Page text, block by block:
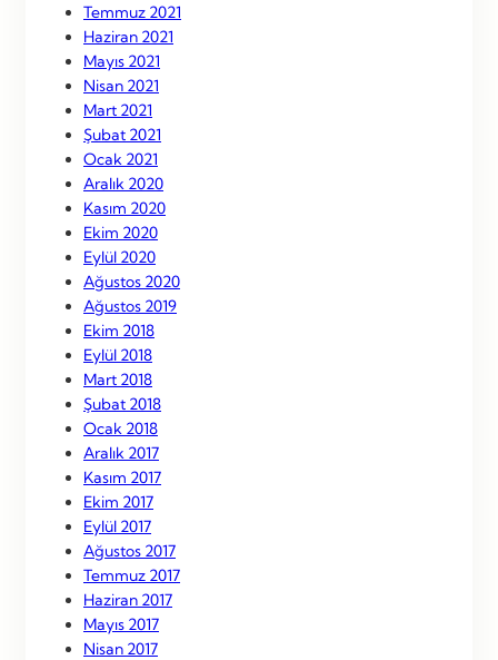
Temmuz 2021
Haziran 2021
Mayıs 2021
Nisan 2021
Mart 2021
Şubat 2021
Ocak 2021
Aralık 2020
Kasım 2020
Ekim 2020
Eylül 2020
Ağustos 2020
Ağustos 2019
Ekim 2018
Eylül 2018
Mart 2018
Şubat 2018
Ocak 2018
Aralık 2017
Kasım 2017
Ekim 2017
Eylül 2017
Ağustos 2017
Temmuz 2017
Haziran 2017
Mayıs 2017
Nisan 2017